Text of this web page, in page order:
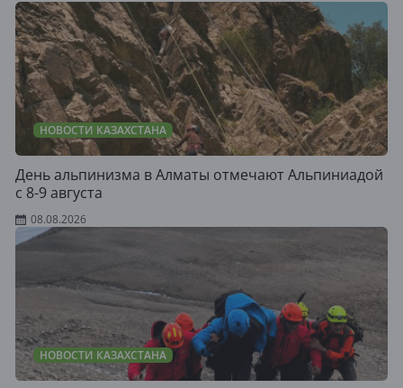
НОВОСТИ КАЗАХСТАНА
День альпинизма в Алматы отмечают Альпиниадой
с 8-9 августа
08.08.2026
НОВОСТИ КАЗАХСТАНА